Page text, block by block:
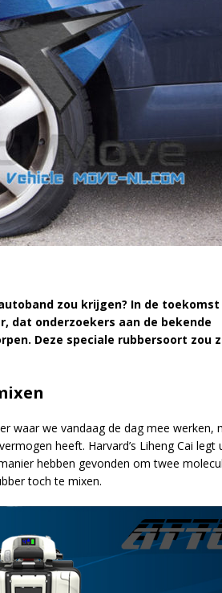
zou krijgen? In de
dat onderzoekers aan de bekende
Deze speciale rubbersoort zou
waar we vandaag de dag mee werken,
heeft. Harvard’s Liheng Cai legt
hebben gevonden om twee
toch te mixen.